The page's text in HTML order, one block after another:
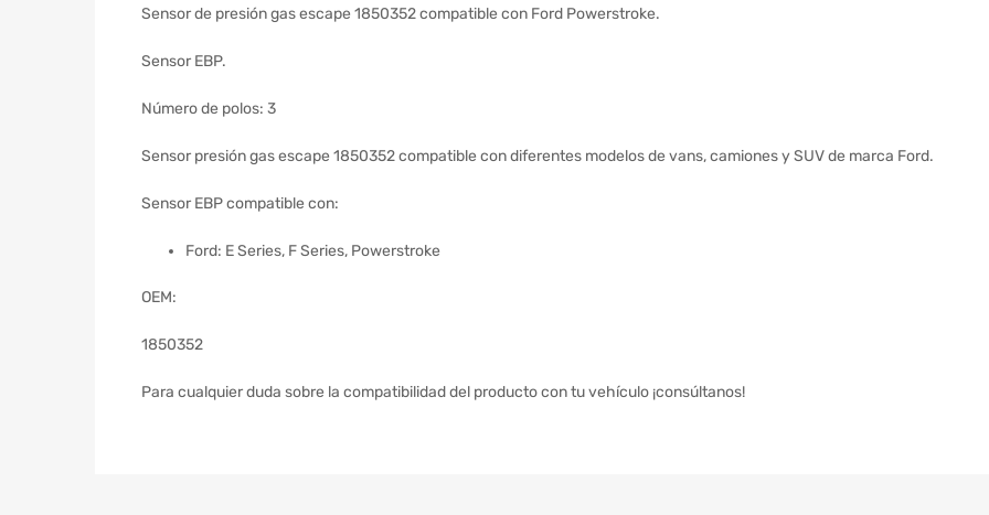
Sensor de presión gas escape 1850352 compatible con Ford Powerstroke.
Sensor EBP.
Número de polos: 3
Sensor presión gas escape 1850352 compatible con diferentes modelos de vans, camiones y SUV de marca Ford.
Sensor EBP compatible con:
Ford: E Series, F Series, Powerstroke
OEM:
1850352
Para cualquier duda sobre la compatibilidad del producto con tu vehículo ¡consúltanos!